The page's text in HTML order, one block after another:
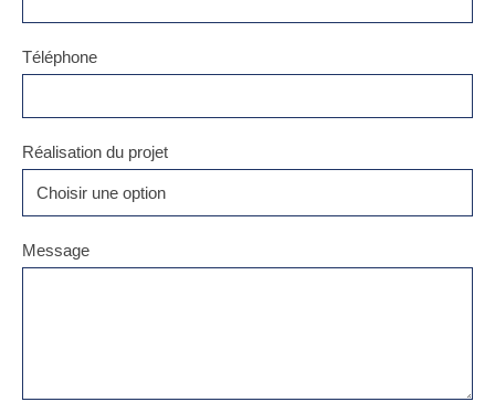
Téléphone
Réalisation du projet
Choisir une option
Message